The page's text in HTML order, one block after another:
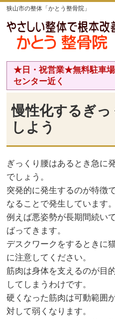
狭山市の整体「かとう整骨院」
★日・祝営業★無料駐車
センター近く
慢性化するぎ
しよう
ぎっくり腰はあるとき急に
でしょう。
突発的に発生するのが特徴
なることで発生しています。
例えば悪姿勢が長期間続い
ばってきます。
デスクワークをするときに
に注意してください。
筋肉は身体を支えるのが目
してしまうわけです。
硬くなった筋肉は可動範囲
対して弱くなります。